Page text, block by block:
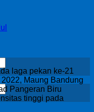
laga pekan ke-21
Maung Bandung
Pangeran Biru
tinggi pada